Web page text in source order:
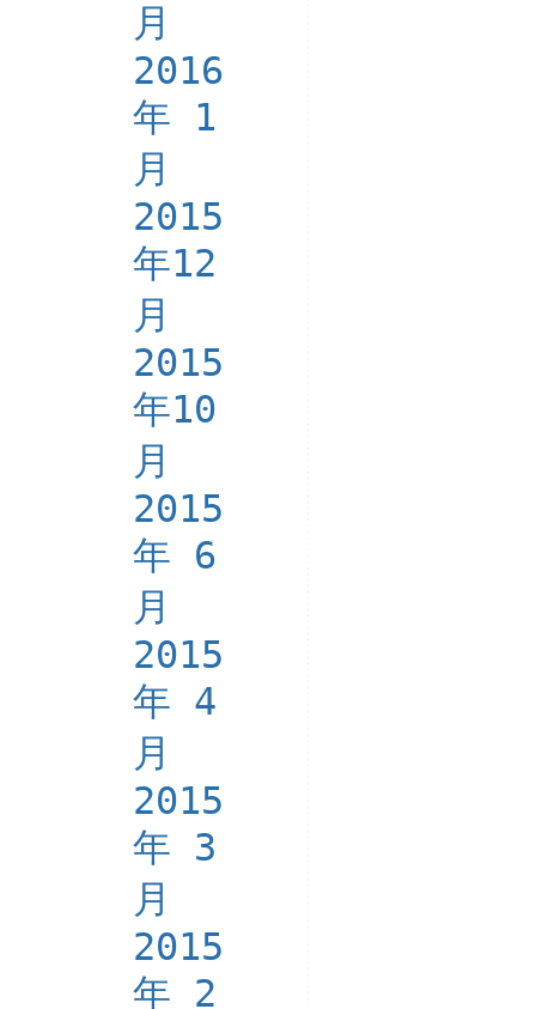
月
2016
年 1
月
2015
年12
月
2015
年10
月
2015
年 6
月
2015
年 4
月
2015
年 3
月
2015
年 2